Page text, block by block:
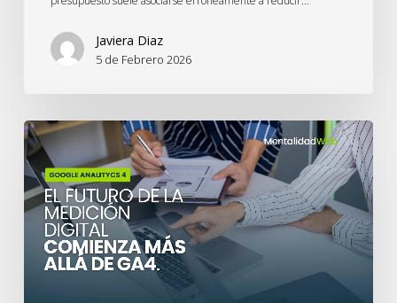
Javiera Diaz
5 de Febrero 2026
El
Futuro
de
la
Medición
Digital:
Más